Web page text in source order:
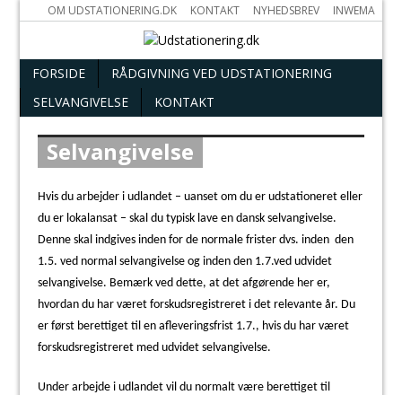
OM UDSTATIONERING.DK KONTAKT NYHEDSBREV INWEMA
FORSIDE
RÅDGIVNING VED UDSTATIONERING
SELVANGIVELSE
KONTAKT
Selvangivelse
Hvis du arbejder i udlandet – uanset om du er udstationeret eller
du er lokalansat – skal du typisk lave en dansk selvangivelse.
Denne skal indgives inden for de normale frister dvs. inden den
1.5. ved normal selvangivelse og inden den 1.7.ved udvidet
selvangivelse. Bemærk ved dette, at det afgørende her er,
hvordan du har været forskudsregistreret i det relevante år. Du
er først berettiget til en afleveringsfrist 1.7., hvis du har været
forskudsregistreret med udvidet selvangivelse.
Under arbejde i udlandet vil du normalt være berettiget til